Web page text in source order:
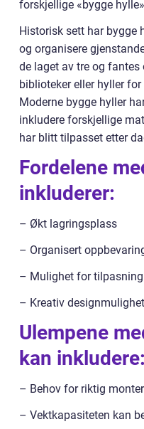
forskjellige «bygge hylle»
Historisk sett har bygge
og organisere
de laget av tre og
biblioteker eller hyller
Moderne bygge hyller
inkludere forskjellige
har blitt tilpasset etter
Fordelene
inkluderer:
– Økt lagringsplass
– Organisert
– Mulighet for
– Kreativ designmulighet
Ulempene
kan inkludere:
– Behov for riktig
– Vektkapasiteten kan